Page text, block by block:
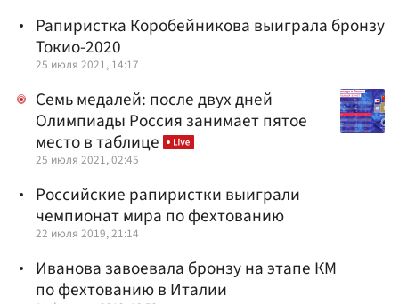
Рапиристка Коробейникова выиграла бронзу
Токио-2020
25 июля 2021, 14:17
Семь медалей: после двух дней
Олимпиады Россия занимает пятое
место в таблице
25 июля 2021, 02:45
Российские рапиристки выиграли
чемпионат мира по фехтованию
22 июля 2019, 21:14
Иванова завоевала бронзу на этапе КМ
по фехтованию в Италии